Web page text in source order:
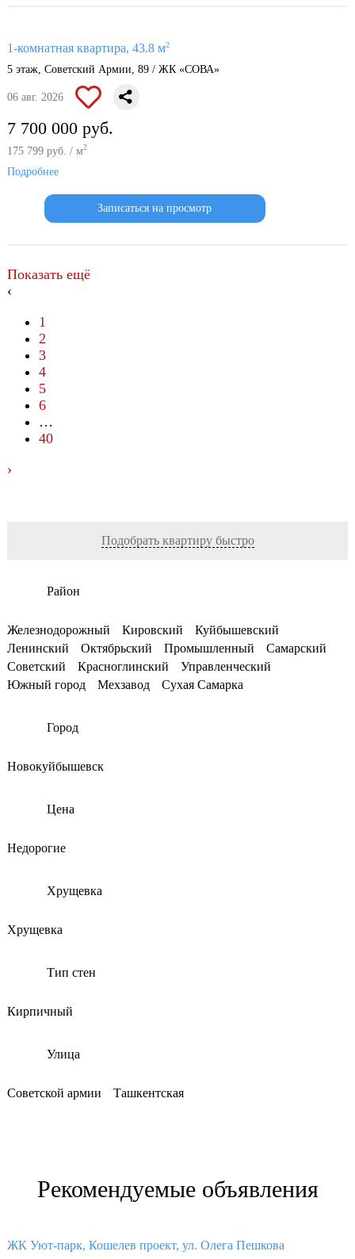
1-комнатная квартира, 43.8 м2
5 этаж, Советский Армии, 89 / ЖК «СОВА»
06 авг. 2026
7 700 000 руб.
175 799 руб. / м2
Подробнее
Записаться на просмотр
Показать ещё
‹
1
2
3
4
5
6
…
40
›
Подобрать квартиру быстро
Район
Железнодорожный Кировский
Куйбышевский
Ленинский
Октябрьский Промышленный
Самарский
Советский
Красноглинский
Управленческий
Южный город
Мехзавод Сухая Самарка
Город
Новокуйбышевск
Цена
Недорогие
Хрущевка
Хрущевка
Тип стен
Кирпичный
Улица
Советской армии Ташкентская
Рекомендуемые объявления
ЖК Уют-парк, Кошелев проект, ул. Олега Пешкова